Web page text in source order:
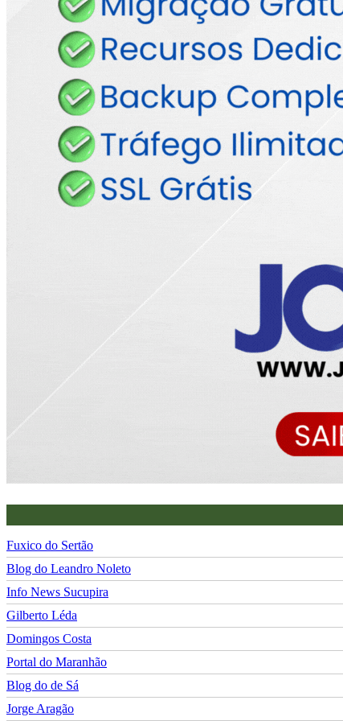
Fuxico do Sertão
Blog do Leandro Noleto
Info News Sucupira
Gilberto Léda
Domingos Costa
Portal do Maranhão
Blog do de Sá
Jorge Aragão